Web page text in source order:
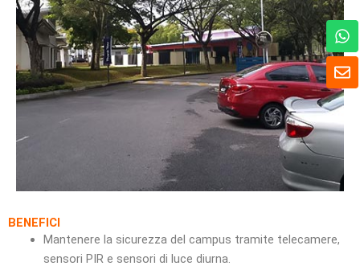
BENEFICI
Mantenere la sicurezza del campus tramite telecamere,
sensori PIR e sensori di luce diurna.
B
u
s
t
a
W
h
a
t
s
A
p
p